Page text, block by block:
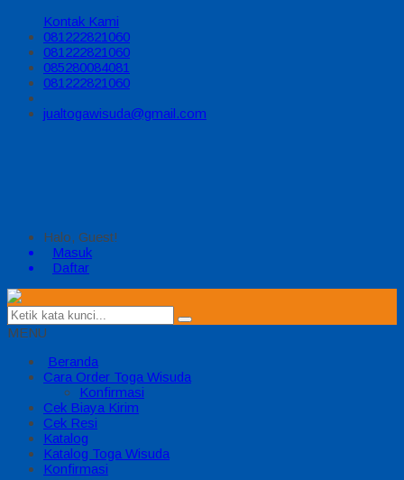
Kontak Kami
081222821060
081222821060
085280084081
081222821060
jualtogawisuda@gmail.com
Halo, Guest!
Masuk
Daftar
MENU
Beranda
Cara Order Toga Wisuda
Konfirmasi
Cek Biaya Kirim
Cek Resi
Katalog
Katalog Toga Wisuda
Konfirmasi